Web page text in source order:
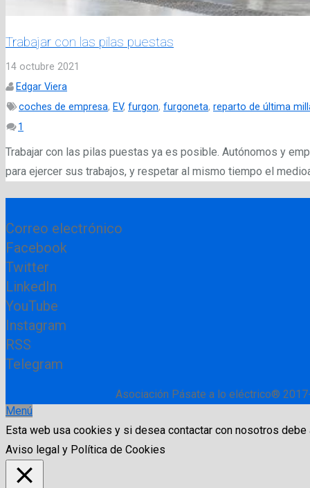
Trabajar con las pilas puestas
14 octubre 2021
Edgar Viera
coches de empresa, EV, furgon, furgoneta, reparto de última
1
Trabajar con las pilas puestas ya es posible. Autónomos y
para ejercer sus trabajos, y respetar al mismo tiempo el
Correo electrónico
Facebook
Twitter
LinkedIn
YouTube
Instagram
RSS
Telegram
Asociación Pásate a lo eléctrico®
Menú
Esta web usa cookies y si desea contactar con nosotros
Aviso legal y Política de Cookies